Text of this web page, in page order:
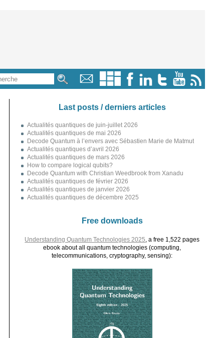
Last posts / derniers articles
Actualités quantiques de juin-juillet 2026
Actualités quantiques de mai 2026
Decode Quantum à l’envers avec Sébastien Marie de Matmut
Actualités quantiques d’avril 2026
Actualités quantiques de mars 2026
How to compare logical qubits?
Decode Quantum with Christian Weedbrook from Xanadu
Actualités quantiques de février 2026
Actualités quantiques de janvier 2026
Actualités quantiques de décembre 2025
Free downloads
Understanding Quantum Technologies 2025 , a free 1,522 pages
ebook about all quantum technologies (computing,
telecommunications, cryptography, sensing):